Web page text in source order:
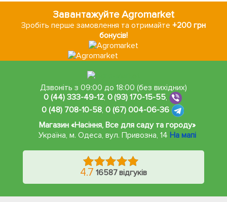
Завантажуйте Agromarket
Зробіть перше замовлення та отримайте+200 грн
бонусів!
Дзвоніть з 09:00 до 18:00 (без вихідних)
0 (44) 333-49-12, 0 (93) 170-15-55,
0 (48) 708-10-58, 0 (67) 004-06-36
Магазин «Насіння, Все для саду та городу»
Україна, м. Одеса,вул. Привозна, 14 На мапі
4.7 16587 відгуків